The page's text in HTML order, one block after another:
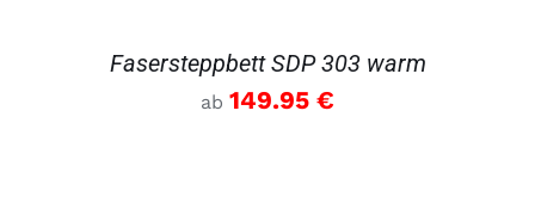
Fasersteppbett SDP 303 warm
ab 149.95 €